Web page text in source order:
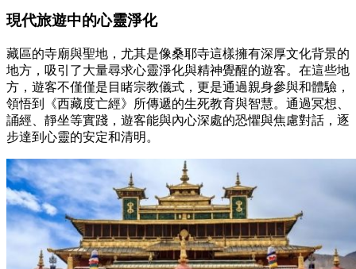
現代旅遊中的心靈淨化
藏區的寺廟與聖地，尤其是像桑耶寺這樣擁有深厚文化背景的
地方，吸引了大量尋求心靈淨化與精神覺醒的遊客。在這些地
方，遊客不僅僅是目睹宗教儀式，更是通過親身參與和體驗，
領悟到《西藏度亡經》所傳遞的生死教育與智慧。通過冥想、
誦經、靜坐等實踐，遊客能與內心深處的恐懼與焦慮對話，逐
步達到心靈的安定和清明。